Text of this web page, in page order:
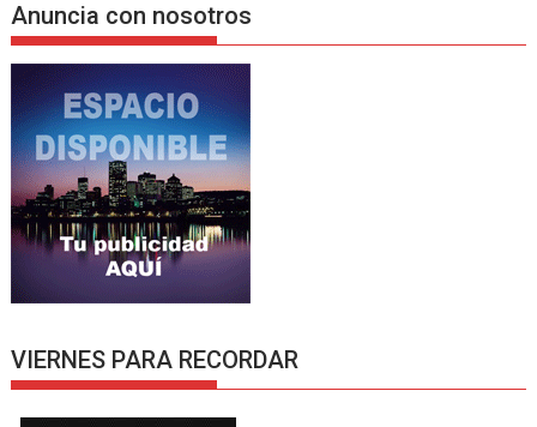
Anuncia con nosotros
VIERNES PARA RECORDAR